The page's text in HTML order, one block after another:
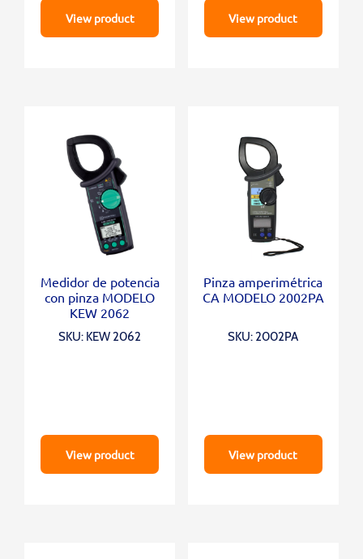
View product View product
Medidor de potencia
con pinza MODELO
KEW 2062
SKU: KEW 2062
View product
Pinza amperimétrica
CA MODELO 2002PA
SKU: 2002PA
View product